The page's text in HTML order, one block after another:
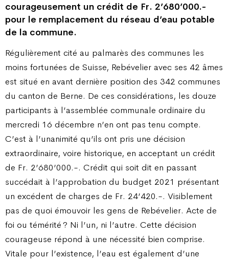
courageusement un crédit de Fr. 2’680’000.-
pour le remplacement du réseau d’eau potable
de la commune.
Régulièrement cité au palmarès des communes les
moins fortunées de Suisse, Rebévelier avec ses 42 âmes
est situé en avant dernière position des 342 communes
du canton de Berne. De ces considérations, les douze
participants à l’assemblée communale ordinaire du
mercredi 16 décembre n’en ont pas tenu compte.
C’est à l’unanimité qu’ils ont pris une décision
extraordinaire, voire historique, en acceptant un crédit
de Fr. 2’680’000.-. Crédit qui soit dit en passant
succédait à l’approbation du budget 2021 présentant
un excédent de charges de Fr. 24’420.-. Visiblement
pas de quoi émouvoir les gens de Rebévelier. Acte de
foi ou témérité ? Ni l’un, ni l’autre. Cette décision
courageuse répond à une nécessité bien comprise.
Vitale pour l’existence, l’eau est également d’une